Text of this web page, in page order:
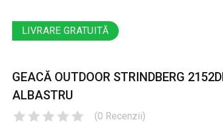
LIVRARE GRATUITĂ
GEACĂ OUTDOOR STRINDBERG
ALBASTRU
(0 Recenzii)